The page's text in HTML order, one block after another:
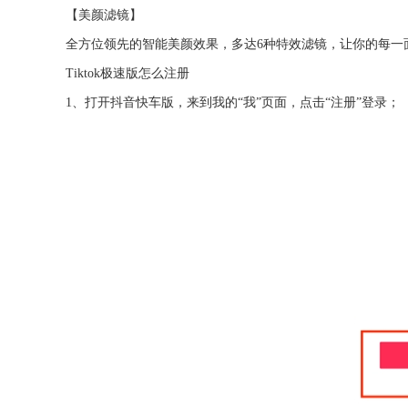
【美颜滤镜】
全方位领先的智能美颜效果，多达6种特效滤镜，让你的每一
Tiktok极速版怎么注册
1、打开抖音快车版，来到我的“我”页面，点击“注册”登录；